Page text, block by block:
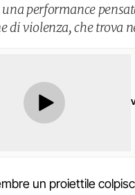
performance
di violenza, che trova
un proiettile